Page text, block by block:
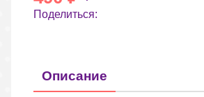
Поделиться:
Описание